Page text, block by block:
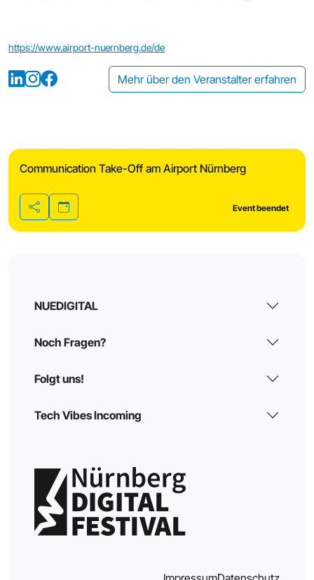
https://www.airport-nuernberg.de/de
Mehr über den Veranstalter erfahren
Communication Take-Off am Airport Nürnberg
Teilen
Event beendet
NUEDIGITAL
Noch Fragen?
Folgt uns!
Tech Vibes Incoming